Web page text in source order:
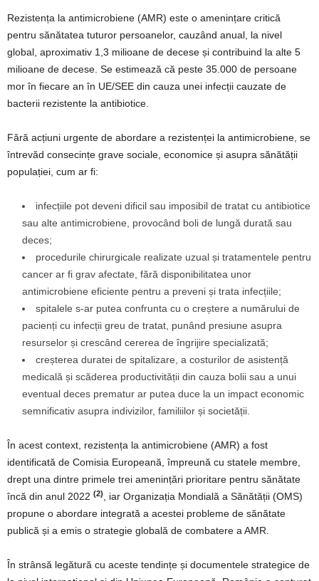
Rezistența la antimicrobiene (AMR) este o amenințare critică
pentru sănătatea tuturor persoanelor, cauzând anual, la nivel
global, aproximativ 1,3 milioane de decese și contribuind la alte 5
milioane de decese. Se estimează că peste 35.000 de persoane
mor în fiecare an în UE/SEE din cauza unei infecții cauzate de
bacterii rezistente la antibiotice.
Fără acțiuni urgente de abordare a rezistenței la antimicrobiene, se
întrevăd consecințe grave sociale, economice și asupra sănătății
populației, cum ar fi:
infecțiile pot deveni dificil sau imposibil de tratat cu antibiotice
sau alte antimicrobiene, provocând boli de lungă durată sau
deces;
procedurile chirurgicale realizate uzual și tratamentele pentru
cancer ar fi grav afectate, fără disponibilitatea unor
antimicrobiene eficiente pentru a preveni și trata infecțiile;
spitalele s-ar putea confrunta cu o creștere a numărului de
pacienți cu infecții greu de tratat, punând presiune asupra
resurselor și crescând cererea de îngrijire specializată;
creșterea duratei de spitalizare, a costurilor de asistență
medicală și scăderea productivității din cauza bolii sau a unui
eventual deces prematur ar putea duce la un impact economic
semnificativ asupra indivizilor, familiilor și societății.
În acest context, rezistența la antimicrobiene (AMR) a fost
identificată de Comisia Europeană, împreună cu statele membre,
drept una dintre primele trei amenințări prioritare pentru sănătate
încă din anul 2022 (2)
, iar Organizația Mondială a Sănătății (OMS)
propune o abordare integrată a acestei probleme de sănătate
publică și a emis o strategie globală de combatere a AMR.
În strânsă legătură cu aceste tendințe și documentele strategice de